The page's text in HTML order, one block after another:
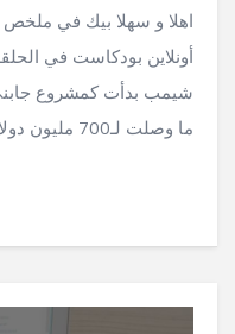
أونلاين بودكاست في
شيمب بدأت كمشروع جابني
ما وصلت لـ700 مليون دولار ...